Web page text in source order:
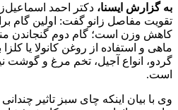
به گزارش ایسنا، دکتر احمد
تقویت مفاصل زانو گفت: اولین گام
ماهی و استفاده از روغن کانولا یا
گردو، انواع آجیل، تخم مرغ و گوشت
است.
وی با بیان اینکه چای سبز تاثیر